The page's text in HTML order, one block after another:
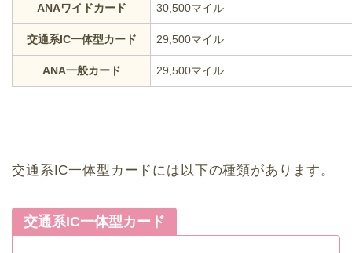
ANAワイドカード 30,500マイル
交通系IC一体型カード 29,500マイル
ANA一般カード 29,500マイル
交通系IC一体型カードには以下の種類があります。
交通系IC一体型カード